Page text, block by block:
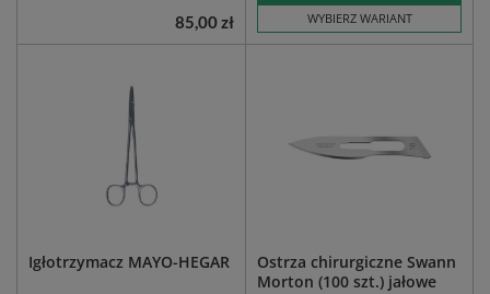
85,00 zł
WYBIERZ WARIANT
Igłotrzymacz MAYO-HEGAR
Ostrza chirurgiczne Swann
Morton (100 szt.) jałowe